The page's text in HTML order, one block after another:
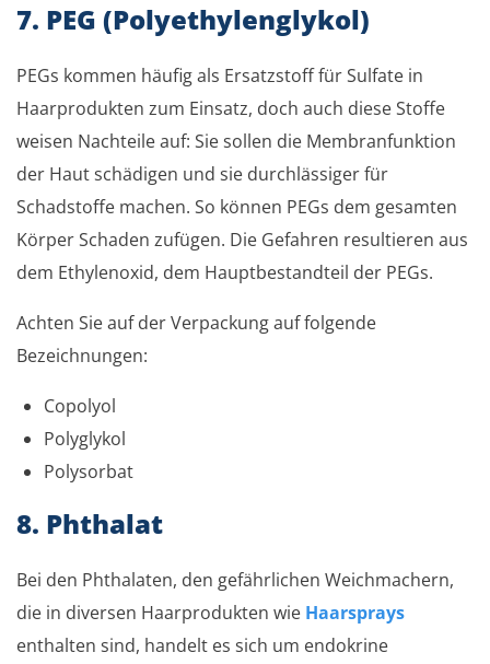
7. PEG (Polyethylenglykol)
PEGs kommen häufig als Ersatzstoff für Sulfate in
Haarprodukten zum Einsatz, doch auch diese Stoffe
weisen Nachteile auf: Sie sollen die Membranfunktion
der Haut schädigen und sie durchlässiger für
Schadstoffe machen. So können PEGs dem gesamten
Körper Schaden zufügen. Die Gefahren resultieren aus
dem Ethylenoxid, dem Hauptbestandteil der PEGs.
Achten Sie auf der Verpackung auf folgende
Bezeichnungen:
Copolyol
Polyglykol
Polysorbat
8. Phthalat
Bei den Phthalaten, den gefährlichen Weichmachern,
die in diversen Haarprodukten wie Haarsprays
enthalten sind, handelt es sich um endokrine